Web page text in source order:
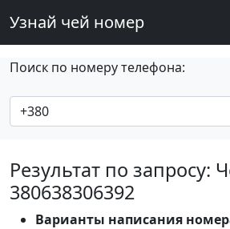
Узнай чей номер
Поиск по номеру телефона:
Результат по запросу:
380638306392
Варианты написания